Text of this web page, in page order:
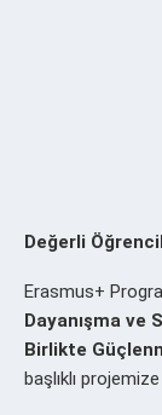
Değerli
Erasmus+
Dayanışma ve
Birlikte
başlıklı